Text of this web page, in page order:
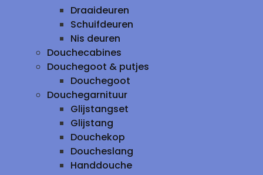
Draaideuren
Schuifdeuren
Nis deuren
Douchecabines
Douchegoot & putjes
Douchegoot
Douchegarnituur
Glijstangset
Glijstang
Douchekop
Doucheslang
Handdouche